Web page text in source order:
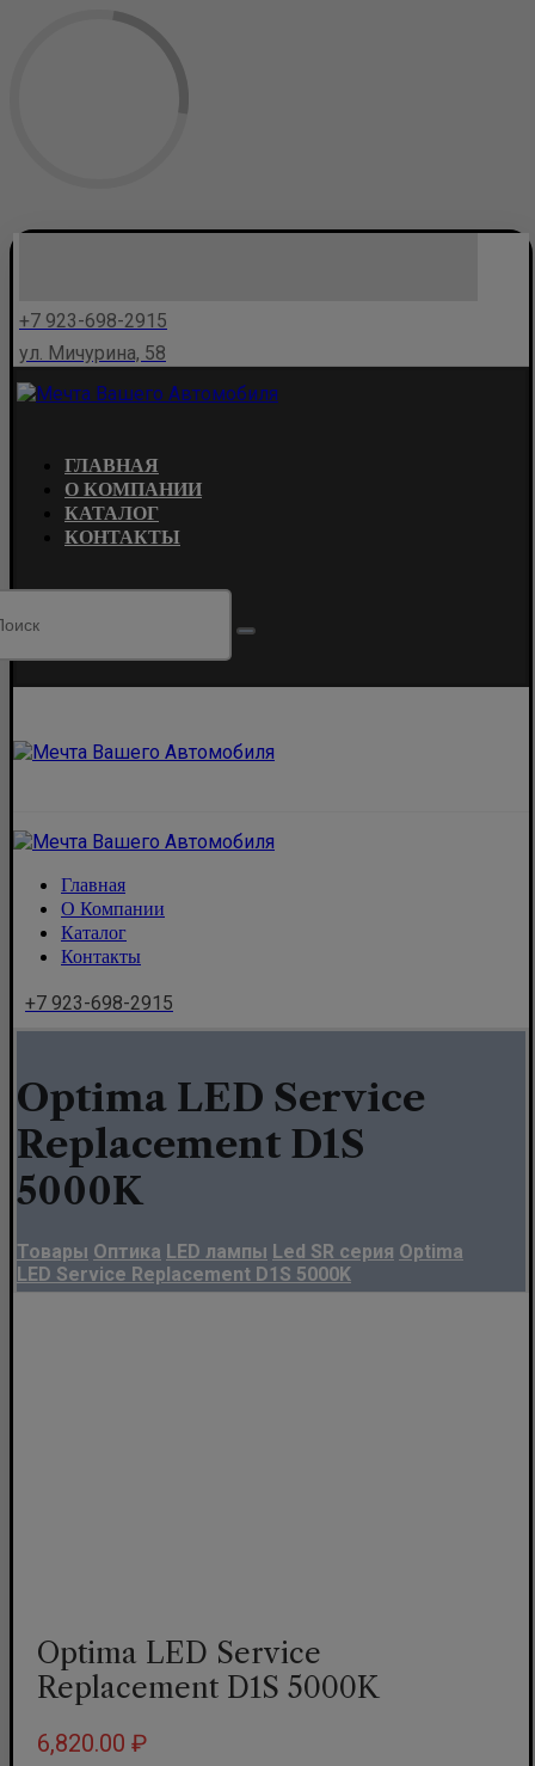
+7 923-698-2915
ул. Мичурина, 58
ГЛАВНАЯ
О КОМПАНИИ
КАТАЛОГ
КОНТАКТЫ
Главная
О Компании
Каталог
Контакты
+7 923-698-2915
Optima LED Service
Replacement D1S
5000K
Товары Оптика LED лампы Led SR серия Optima
LED Service Replacement D1S 5000K
Optima LED Service
Replacement D1S 5000K
6,820.00 ₽